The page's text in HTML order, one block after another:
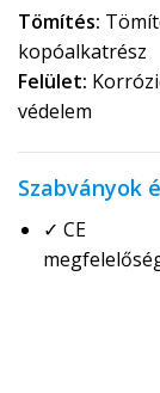
Tömítés:
kopóalkatrész
Felület:
védelem
Szabványok
✓ CE